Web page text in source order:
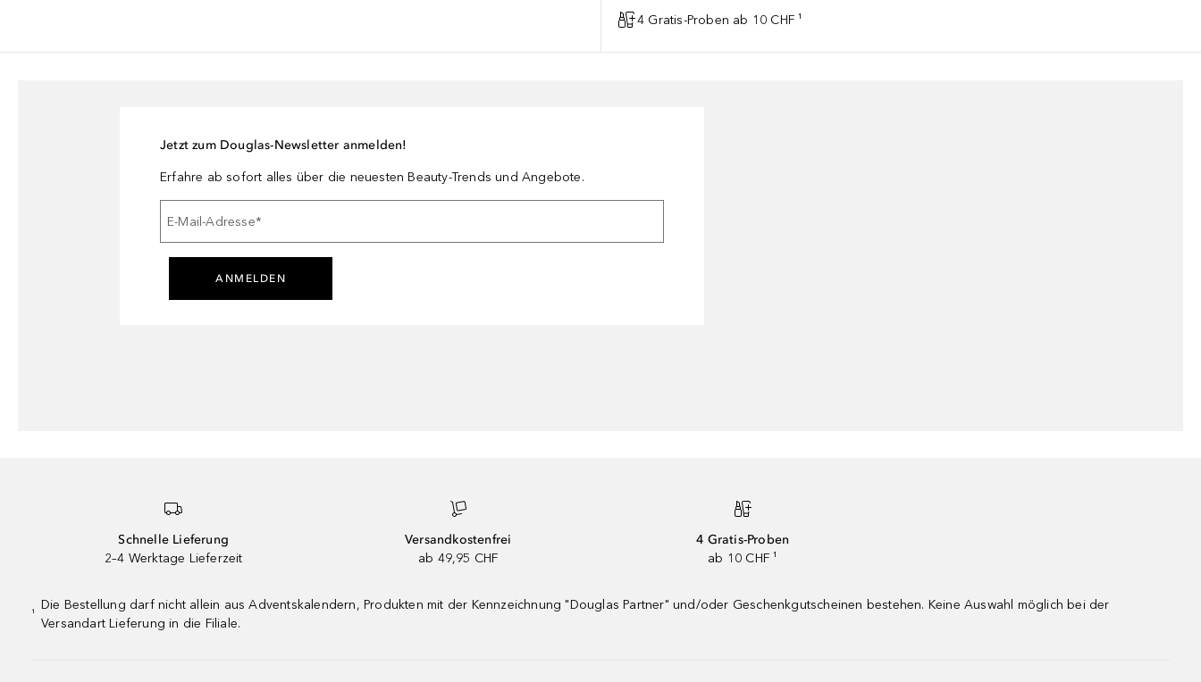
4 Gratis-Proben ab 10 CHF ¹
Jetzt zum Douglas-Newsletter anmelden!
Erfahre ab sofort alles über die neuesten Beauty-Trends und Angebote.
E-Mail-Adresse*
ANMELDEN
Schnelle Lieferung
2–4 Werktage Lieferzeit
Versandkostenfrei
ab 49,95 CHF
4 Gratis-Proben
ab 10 CHF ¹
¹
Die Bestellung darf nicht allein aus Adventskalendern, Produkten mit der Kennzeichnung "Douglas Partner" und/oder Geschenkgutscheinen bestehen. Keine Auswahl möglich bei der
Versandart Lieferung in die Filiale.